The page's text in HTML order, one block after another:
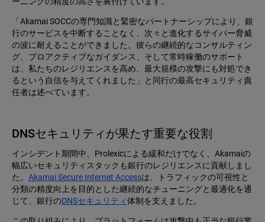
「Akamai SOCCの専門知識と緊密なパートナーシップにより、銀
行のサービスを中断することなく、次々と進化するサイバー脅威
の波に耐えることができました。彼らの継続的なコンサルティン
グ、プロアクティブなガイダンス、そして常時稼働のサポート
は、私たちのレジリエンスを高め、最大規模の攻撃にも対処でき
るという自信を与えてくれました」と同行の最高セキュリティ責
任者は述べています。
DNSセキュリティが果たす重要な役割
インシデント期間中、Prolexicによる緩和だけでなく、Akamaiの
幅広いセキュリティスタックも銀行のレジリエンスに貢献しまし
た。 Akamai Secure Internet Accessは、トラフィックの可視性と
分類の精度向上を目的とした継続的なチューニングと最適化を通
じて、銀行のDNSセキュリティ体制を支えました。